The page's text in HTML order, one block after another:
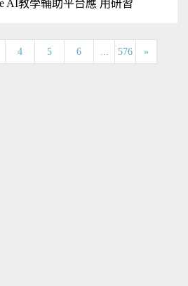
AI教學輔助平台應 用研習
4 5 6 ... 576 »